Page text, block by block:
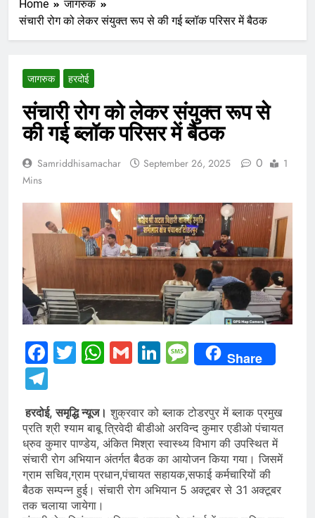
Home
जागरुक
संचारी रोग को लेकर संयुक्त रूप से की गई ब्लॉक परिसर में बैठक
जागरुक हरदोई
संचारी रोग को लेकर संयुक्त रूप से
की गई ब्लॉक परिसर में बैठक
Samriddhisamachar September 26, 2025 0
1
Mins
Facebook
Twitter
WhatsApp
GmailLinkedIn
Message
Share
हरदोई, समृद्धि न्यूज। शुक्रवार को ब्लाक टोडरपुर में ब्लाक प्रमुख
प्रति श्री श्याम बाबू त्रिवेदी बीडीओ अरविन्द कुमार एडीओ पंचायत
ध्रुव कुमार पाण्डेय, अंकित मिश्रा स्वास्थ्य विभाग की उपस्थित में
संचारी रोग अभियान अंतर्गत बैठक का आयोजन किया गया। जिसमें
ग्राम सचिव,ग्राम प्रधान,पंचायत सहायक,सफाई कर्मचारियों की
बैठक सम्पन्न हुई। संचारी रोग अभियान 5 अक्टूबर से 31 अक्टूबर
तक चलाया जायेगा।